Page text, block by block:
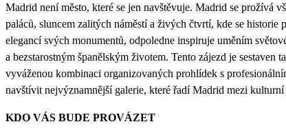
Madrid není město, které se jen navštěvuje. Madrid se prožívá
paláců, sluncem zalitých náměstí a živých čtvrtí, kde se historie
elegancí svých monumentů, odpoledne inspiruje uměním
a bezstarostným španělským životem. Tento zájezd je
vyváženou kombinaci organizovaných prohlídek s
navštívit nejvýznamnější galerie, které řadí Madrid mezi kulturní
KDO VÁS BUDE PROVÁZET